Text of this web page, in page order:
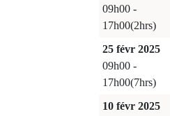
09h00 -
17h00(2hrs)
25 févr 2025
09h00 -
17h00(7hrs)
10 févr 2025